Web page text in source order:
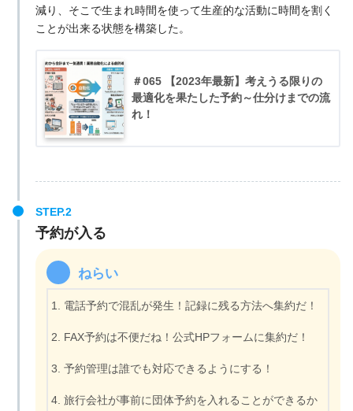
減り、そこで生まれ時間を使って生産的な活動に時間を割く
ことが出来る状態を構築した。
＃065 【2023年最新】考えうる限りの
最適化を果たした予約～仕分けまでの流
れ！
予約が入る
ねらい
電話予約で混乱が発生！記録に残る方法へ集約だ！
FAX予約は不便だね！公式HPフォームに集約だ！
予約管理は誰でも対応できるようにする！
旅行会社が事前に団体予約を入れることができるか